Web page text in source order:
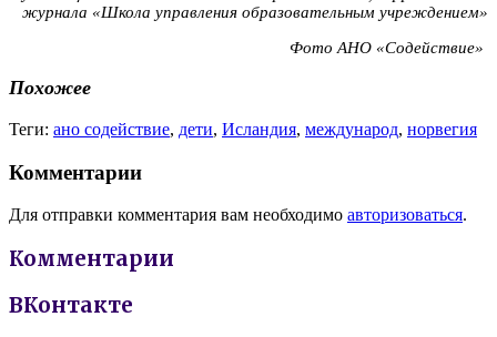
журнала «Школа управления образовательным учреждением»
Фото АНО «Содействие»
Похожее
Теги: ано содействие, дети, Исландия, международ, норвегия
Комментарии
Для отправки комментария вам необходимо авторизоваться.
Комментарии
ВКонтакте